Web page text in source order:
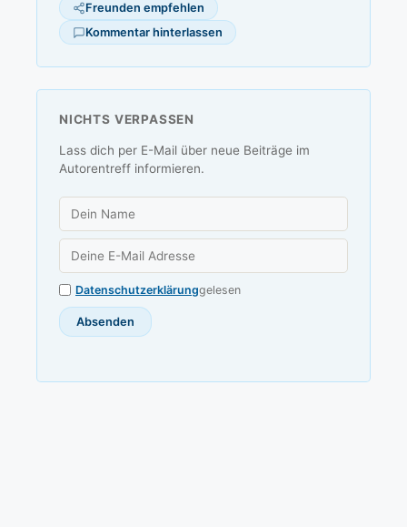
Freunden empfehlen
Kommentar hinterlassen
NICHTS VERPASSEN
Lass dich per E-Mail über neue Beiträge im
Autorentreff informieren.
Datenschutzerklärunggelesen